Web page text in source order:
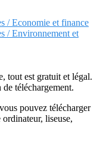
/ Economie et finance
/ Environnement et
tout est gratuit et légal.
téléchargement.
pouvez télécharger
liseuse,